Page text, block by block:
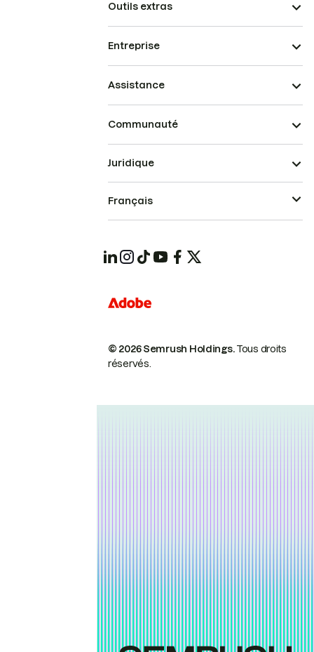
Outils extras
Entreprise
Assistance
Communauté
© 2026 Semrush Holdings.Tous droits
réservés.
Juridique
Français